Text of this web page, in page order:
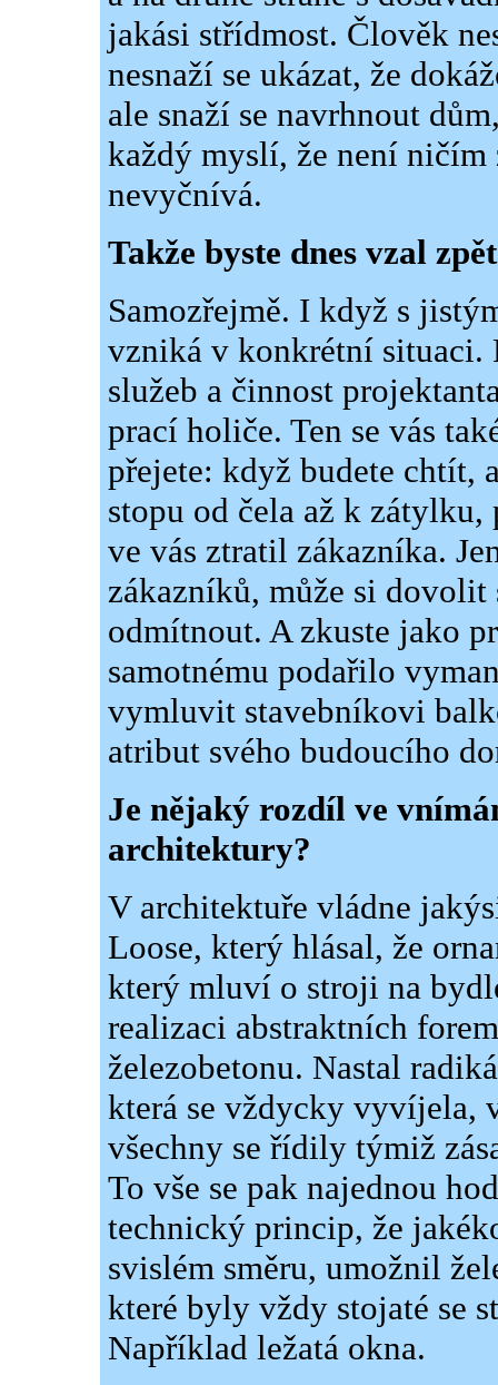
jakási střídmost. Člověk
nesnaží se ukázat, že
ale snaží se navrhnout
každý myslí, že není
nevyčnívá.
Takže byste dnes vzal
Samozřejmě. I když s
vzniká v konkrétní situaci.
služeb a činnost
prací holiče. Ten se vás
přejete: když budete chtít,
stopu od čela až k
ve vás ztratil zákazníka.
zákazníků, může si dovolit
odmítnout. A zkuste jako
samotnému podařilo
vymluvit stavebníkovi
atribut svého budoucího
Je nějaký rozdíl ve
architektury?
V architektuře vládne
Loose, který hlásal, že
který mluví o stroji na
realizaci abstraktních
železobetonu. Nastal
která se vždycky vyvíjela,
všechny se řídily týmiž
To vše se pak najednou
technický princip, že
svislém směru, umožnil
které byly vždy stojaté se
Například ležatá okna.